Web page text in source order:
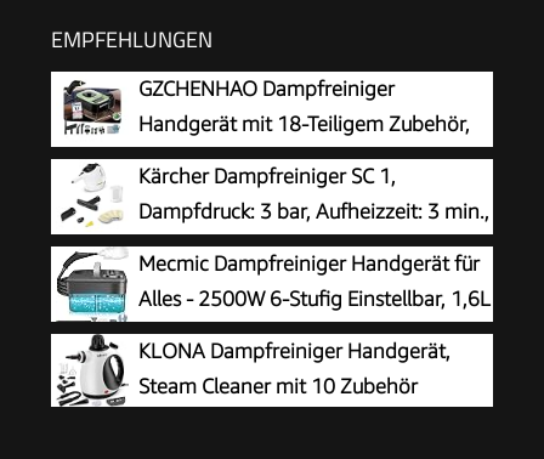
EMPFEHLUNGEN
GZCHENHAO Dampfreiniger
Handgerät mit 18-Teiligem Zubehör,
2500W & 9s Turbo-Dampf mit 5 BAR
Druck – 99,99% Reinigung & 100%
Natürlich,Steam Cleaner für Boden, Küche, Bad,
Fenster, Polster & Auto
Kärcher Dampfreiniger SC 1,
Dampfdruck: 3 bar, Aufheizzeit: 3 min.,
Leistung: 1.200 W, Flächenleistung: 20
m², Tank: 200 ml, mit Hand-, Punktstrahl- und
Powerdüse, Mikrofaser-Überzug und Rundbürste
Mecmic Dampfreiniger Handgerät für
Alles - 2500W 6-Stufig Einstellbar, 1,6L
Wassertank, 120 °C Dampf, 15s
Aufheizzeit, Tragbar mit 10 Zubehörteilen,
Dampfreinigung für Boden,
KLONA Dampfreiniger Handgerät,
Steam Cleaner mit 10 Zubehör